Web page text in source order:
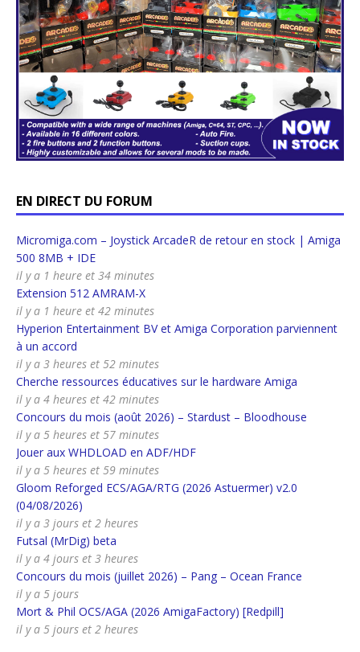
EN DIRECT DU FORUM
Micromiga.com – Joystick ArcadeR de retour en stock | Amiga
500 8MB + IDE
il y a 1 heure et 34 minutes
Extension 512 AMRAM-X
il y a 1 heure et 42 minutes
Hyperion Entertainment BV et Amiga Corporation parviennent
à un accord
il y a 3 heures et 52 minutes
Cherche ressources éducatives sur le hardware Amiga
il y a 4 heures et 42 minutes
Concours du mois (août 2026) – Stardust – Bloodhouse
il y a 5 heures et 57 minutes
Jouer aux WHDLOAD en ADF/HDF
il y a 5 heures et 59 minutes
Gloom Reforged ECS/AGA/RTG (2026 Astuermer) v2.0
(04/08/2026)
il y a 3 jours et 2 heures
Futsal (MrDig) beta
il y a 4 jours et 3 heures
Concours du mois (juillet 2026) – Pang – Ocean France
il y a 5 jours
Mort & Phil OCS/AGA (2026 AmigaFactory) [Redpill]
il y a 5 jours et 2 heures